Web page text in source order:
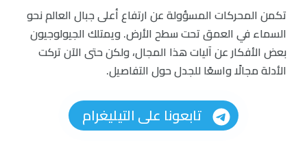
تكمن المحركات المسؤولة عن ارتفاع أعلى جبال العالم نحو
السماء في العمق تحت سطح الأرض. ويمتلك الجيولوجيون
بعض الأفكار عن آليات هذا المجال، ولكن حتى الآن تركت
الأدلة مجالًا واسعًا للجدل حول التفاصيل.
تابعونا على التيليغرام